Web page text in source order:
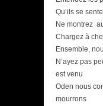
Qu’ils se
Ne montrez
Chargez à
Ensemble,
N’ayez pas
est venu
Oden nous
mourrons